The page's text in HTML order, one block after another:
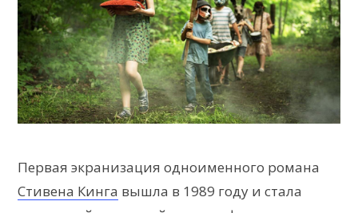
Первая экранизация одноименного романа
Стивена Кинга вышла в 1989 году и стала